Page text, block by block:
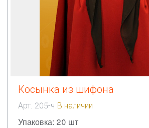
Косынка из шифона
Арт. 205-ч В наличии
Упаковка: 20 шт